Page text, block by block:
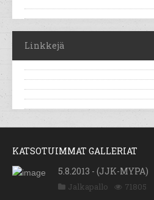
Linkkejä
KATSOTUIMMAT GALLERIAT
5.8.2013 - (JJK-MYPA)
Jalkapallo 71805